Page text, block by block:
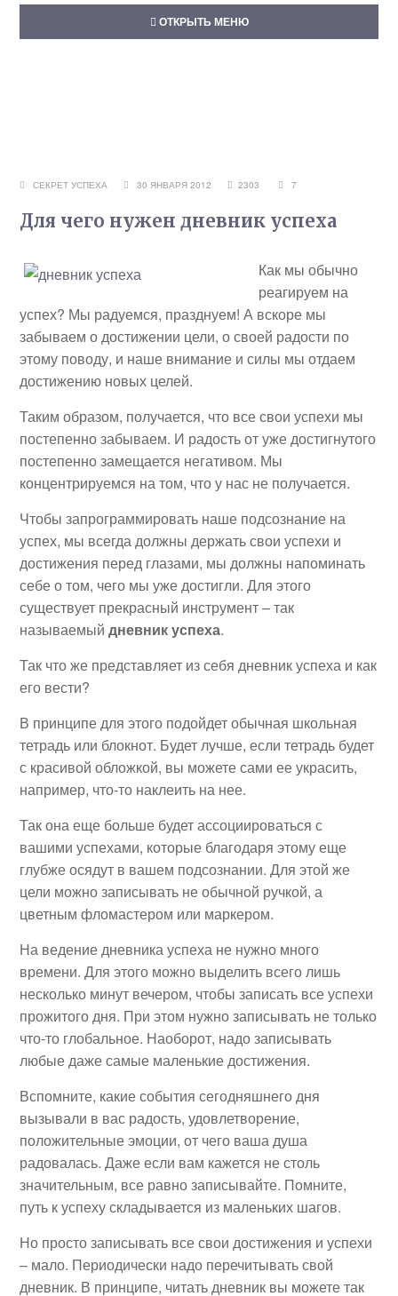
ОТКРЫТЬ МЕНЮ
СЕКРЕТ УСПЕХА 30 ЯНВАРЯ 2012 2303 7
Для чего нужен дневник успеха
Как мы обычно
реагируем на
успех? Мы радуемся, празднуем! А вскоре мы
забываем о достижении цели, о своей радости по
этому поводу, и наше внимание и силы мы отдаем
достижению новых целей.
Таким образом, получается, что все свои успехи мы
постепенно забываем. И радость от уже достигнутого
постепенно замещается негативом. Мы
концентрируемся на том, что у нас не получается.
Чтобы запрограммировать наше подсознание на
успех, мы всегда должны держать свои успехи и
достижения перед глазами, мы должны напоминать
себе о том, чего мы уже достигли. Для этого
существует прекрасный инструмент – так
называемыйдневник успеха.
Так что же представляет из себя дневник успеха и как
его вести?
В принципе для этого подойдет обычная школьная
тетрадь или блокнот. Будет лучше, если тетрадь будет
с красивой обложкой, вы можете сами ее украсить,
например, что-то наклеить на нее.
Так она еще больше будет ассоциироваться с
вашими успехами, которые благодаря этому еще
глубже осядут в вашем подсознании. Для этой же
цели можно записывать не обычной ручкой, а
цветным фломастером или маркером.
На ведение дневника успеха не нужно много
времени. Для этого можно выделить всего лишь
несколько минут вечером, чтобы записать все успехи
прожитого дня. При этом нужно записывать не только
что-то глобальное. Наоборот, надо записывать
любые даже самые маленькие достижения.
Вспомните, какие события сегодняшнего дня
вызывали в вас радость, удовлетворение,
положительные эмоции, от чего ваша душа
радовалась. Даже если вам кажется не столь
значительным, все равно записывайте. Помните,
путь к успеху складывается из маленьких шагов.
Но просто записывать все свои достижения и успехи
– мало. Периодически надо перечитывать свой
дневник. В принципе, читать дневник вы можете так